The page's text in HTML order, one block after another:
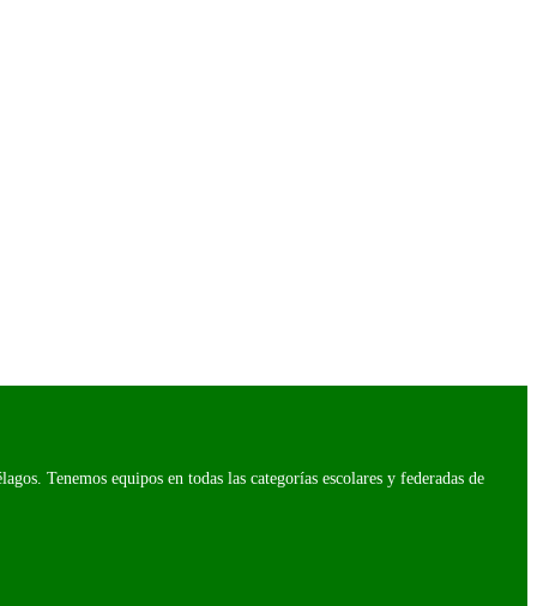
Tenemos equipos en todas las categorías escolares y federadas de